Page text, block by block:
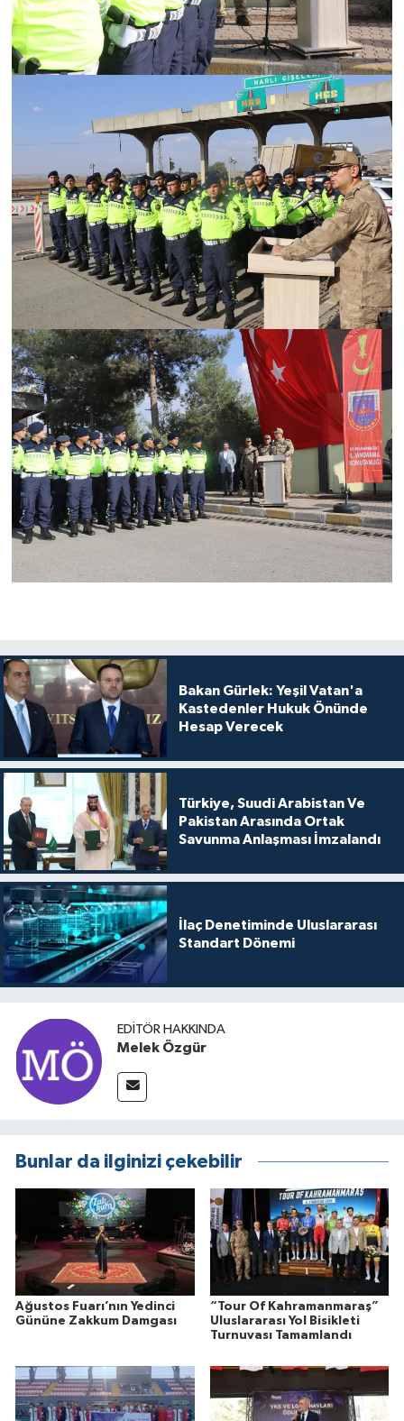
Bakan Gürlek: Yeşil Vatan'a
Kastedenler Hukuk Önünde
Hesap Verecek
Türkiye, Suudi Arabistan Ve
Pakistan Arasında Ortak
Savunma Anlaşması İmzalandı
İlaç Denetiminde Uluslararası
Standart Dönemi
EDITÖR HAKKINDA
Melek Özgür
Bunlar da ilginizi çekebilir
Ağustos Fuarı’nın Yedinci
Gününe Zakkum Damgası
“Tour Of Kahramanmaraş”
Uluslararası Yol Bisikleti
Turnuvası Tamamlandı